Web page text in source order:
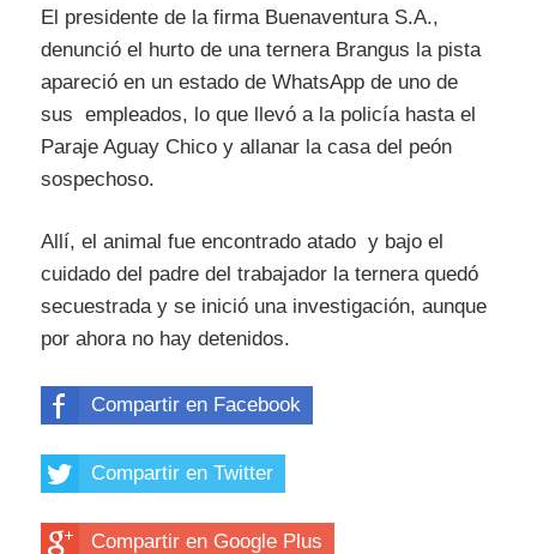
El presidente de la firma Buenaventura S.A.,
denunció el hurto de una ternera Brangus la pista
apareció en un estado de WhatsApp de uno de
sus empleados, lo que llevó a la policía hasta el
Paraje Aguay Chico y allanar la casa del peón
sospechoso.
Allí, el animal fue encontrado atado y bajo el
cuidado del padre del trabajador la ternera quedó
secuestrada y se inició una investigación, aunque
por ahora no hay detenidos.
Compartir en Facebook
Compartir en Twitter
Compartir en Google Plus